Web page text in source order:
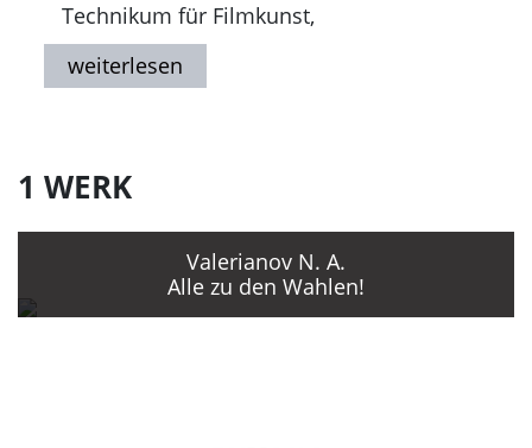
Technikum für Filmkunst,
Kunstabteilung, bei V. Egorov und P.
Kuznecov.
u.a.
Seit 1950 Anfertigung von
Reklameplakaten.
Todesdatum unbekannt.
1 WERK
Valerianov N. A.
Alle zu den Wahlen!